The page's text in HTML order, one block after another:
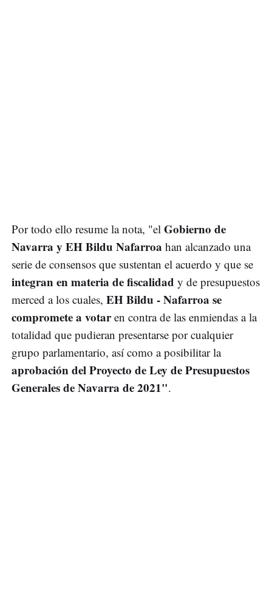
Por todo ello resume la nota, "el Gobierno de
Navarra y EH Bildu Nafarroa han alcanzado una
serie de consensos que sustentan el acuerdo y que se
integran en materia de fiscalidad y de presupuestos
merced a los cuales, EH Bildu - Nafarroa se
compromete a votaren contra de las enmiendas a la
totalidad que pudieran presentarse por cualquier
grupo parlamentario, así como a posibilitar la
aprobación del Proyecto de Ley de Presupuestos
Generales de Navarra de 2021".